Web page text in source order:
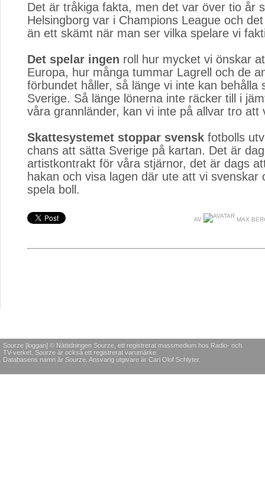
Det är tråkiga fakta, men det var över tio år
Helsingborg var i Champions League och
än ett skämt när man ser vilka spelare vi
Det spelar ingen roll hur mycket vi önskar
Europa, hur många tummar Lagrell och de
förbundet håller, så länge vi inte kan behålla
Sverige. Så länge lönerna inte räcker till i
våra grannländer, kan vi inte på allvar tro att
Skattesystemet stoppar svensk fotbolls
chans att sätta Sverige på kartan. Det är
artistkontrakt för våra stjärnor, det är dags
hakan och visa lagen där ute att vi svenskar
spela boll.
AV MAX
Sourze [loggan] © Nättidningen Sourze, ett registrerat massmedium hos Radio- och
TV-verket. Sourze är också ett registrerat varumärke.
Databasens namn är Sourze. Ansvarig utgivare är Carl Olof Schlyter.